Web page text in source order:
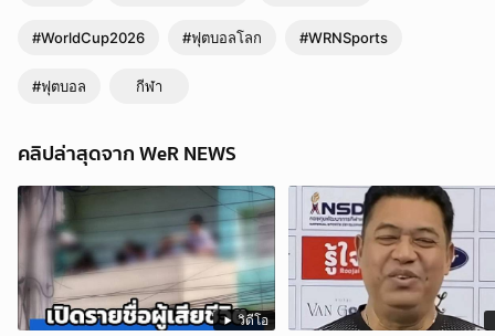
#WorldCup2026 #ฟุตบอลโลก #WRNSports
#ฟุตบอล กีฬา
คลิปล่าสุดจาก WeR NEWS
วิดีโอ